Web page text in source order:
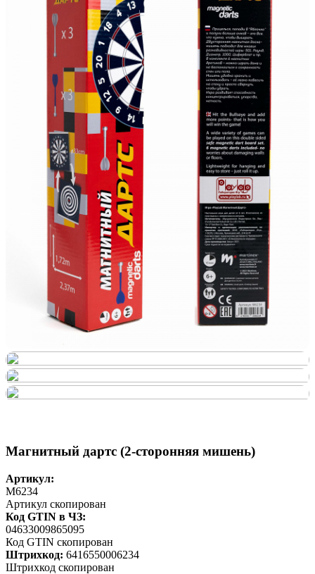
Магнитный дартс (2-сторонняя мишень)
Артикул:
M6234
Артикул скопирован
Код GTIN в ЧЗ:
04633009865095
Код GTIN скопирован
Штрихкод: 6416550006234
Штрихкод скопирован